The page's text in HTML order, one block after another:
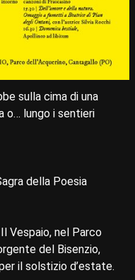
sulla cima di una
o… lungo i sentieri
della Poesia
Vespaio, nel Parco
del Bisenzio,
il solstizio d’estate.